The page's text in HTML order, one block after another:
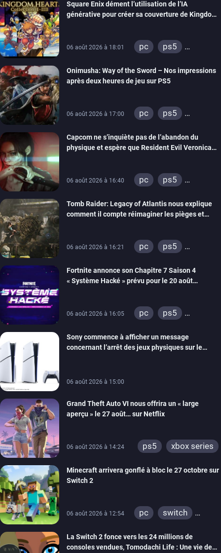
Square Enix dément l’utilisation de l’IA
générative pour créer sa couverture de Kingdom
06 août 2026 à 18:01 pc
ps5
switch 2
Onimusha: Way of the Sword – Nos impressions
après deux heures de jeu sur PS5
06 août 2026 à 17:00 pc
ps5
switch 2
Capcom ne s’inquiète pas de l’abandon du
physique et espère que Resident Evil Veronica
06 août 2026 à 16:40 pc
ps5
switch 2
Tomb Raider: Legacy of Atlantis nous explique
comment il compte réimaginer les pièges et
06 août 2026 à 16:21 pc
ps5
switch 2
Fortnite annonce son Chapitre 7 Saison 4
« Système Hacké » prévu pour le 20 août
06 août 2026 à 16:05 pc
ps5
switch
ios
android
ps4
Sony commence à afficher un message
concernant l’arrêt des jeux physiques sur le
06 août 2026 à 15:00
Grand Theft Auto VI nous offrira un « large
aperçu » le 27 août… sur Netflix
06 août 2026 à 14:24 ps5 xbox series
Minecraft arrivera gonflé à bloc le 27 octobre sur
Switch 2
06 août 2026 à 12:54 pc
switch
xbox one
wiiu
La Switch 2 fonce vers les 24 millions de
consoles vendues, Tomodachi Life : Une vie de